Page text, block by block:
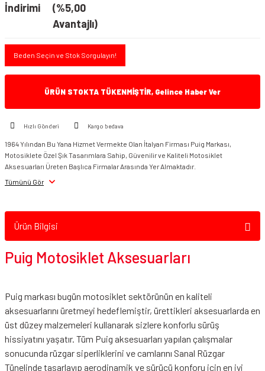
İndirimi
(%5,00
Avantajlı)
Beden Seçin ve Stok Sorgulayın!
ÜRÜN STOKTA TÜKENMİŞTİR, Gelince Haber Ver
Hızlı Gönderi Kargo bedava
1964 Yılından Bu Yana Hizmet Vermekte Olan İtalyan Firması Puig Markası,
Motosiklete Özel Şık Tasarımlara Sahip, Güvenilir ve Kaliteli Motosiklet
Aksesuarları Üreten Başlıca Firmalar Arasında Yer Almaktadır.
Tümünü Gör
Ürün Bilgisi
Puig Motosiklet Aksesuarları
Puig markası bugün motosiklet sektörünün en kaliteli
aksesuarlarını üretmeyi hedeflemiştir, ürettikleri aksesuarlarda en
üst düzey malzemeleri kullanarak sizlere konforlu sürüş
hissiyatını yaşatır. Tüm Puig aksesuarları yapılan çalışmalar
sonucunda rüzgar siperliklerini ve camlarını Sanal Rüzgar
Tünelinde tasarlayıp aerodinamik ve sürücü konforu için en iyi